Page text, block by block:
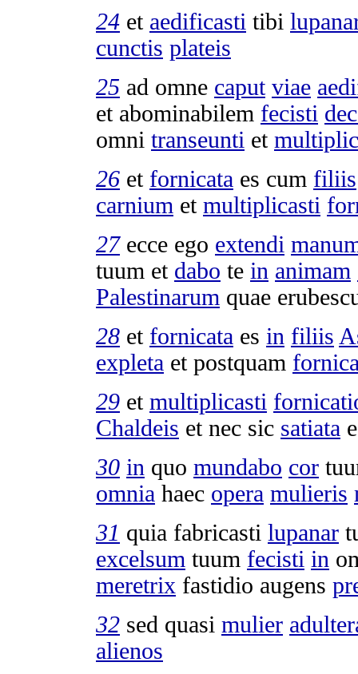
24 et aedificasti tibi
cunctis plateis
25 ad omne caput viae
et abominabilem fecisti
omni transeunti et
26 et fornicata es cum filiis
carnium et multiplicasti
27ecce ego extendi
tuum et dabo te in animam
Palestinarum quae
28 et fornicata es in filiis
expleta et postquam
29 et multiplicasti
Chaldeis et nec sic satiata
30 in quo mundabo cor
omnia haec opera mulieris
31 quia fabricasti lupanar
excelsum tuum fecisti in
meretrix fastidio augens
32 sed quasi mulier
alienos